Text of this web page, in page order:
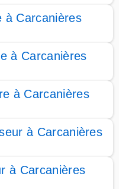
à Carcanières
à Carcanières
à Carcanières
à Carcanières
à Carcanières